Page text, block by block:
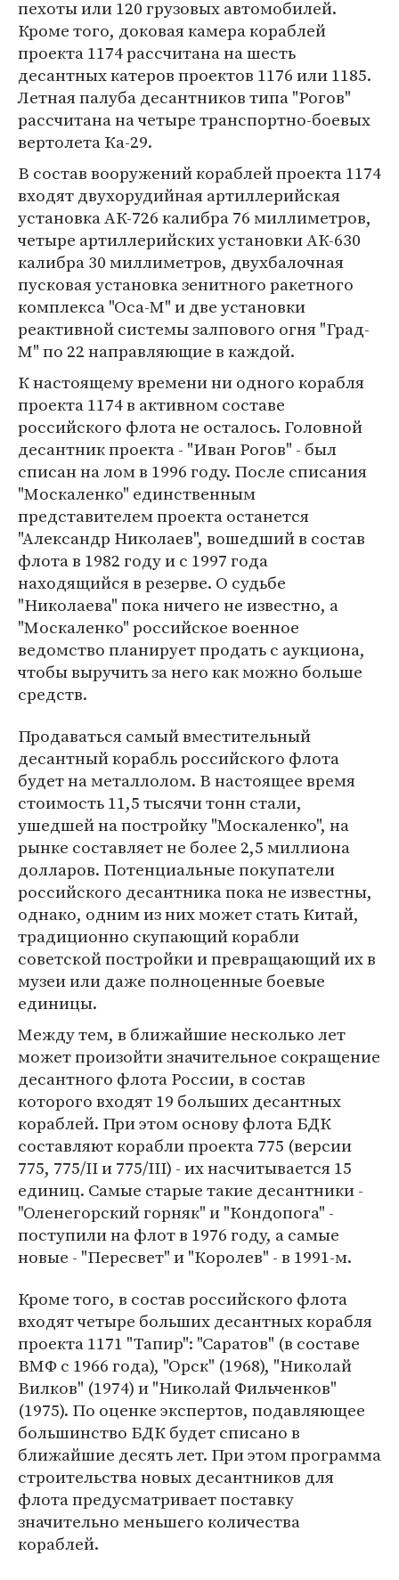
пехоты или 120 грузовых автомобилей.
Кроме того, доковая камера кораблей
проекта 1174 рассчитана на шесть
десантных катеров проектов 1176 или 1185.
Летная палуба десантников типа "Рогов"
рассчитана на четыре транспортно-боевых
вертолета Ка-29.
В состав вооружений кораблей проекта 1174
входят двухорудийная артиллерийская
установка АК-726 калибра 76 миллиметров,
четыре артиллерийских установки АК-630
калибра 30 миллиметров, двухбалочная
пусковая установка зенитного ракетного
комплекса "Оса-М" и две установки
реактивной системы залпового огня "Град-
М" по 22 направляющие в каждой.
К настоящему времени ни одного корабля
проекта 1174 в активном составе
российского флота не осталось. Головной
десантник проекта - "Иван Рогов" - был
списан на лом в 1996 году. После списания
"Москаленко" единственным
представителем проекта останется
"Александр Николаев", вошедший в состав
флота в 1982 году и с 1997 года
находящийся в резерве. О судьбе
"Николаева" пока ничего не известно, а
"Москаленко" российское военное
ведомство планирует продать с аукциона,
чтобы выручить за него как можно больше
средств.
Продаваться самый вместительный
десантный корабль российского флота
будет на металлолом. В настоящее время
стоимость 11,5 тысячи тонн стали,
ушедшей на постройку "Москаленко", на
рынке составляет не более 2,5 миллиона
долларов. Потенциальные покупатели
российского десантника пока не известны,
однако, одним из них может стать Китай,
традиционно скупающий корабли
советской постройки и превращающий их в
музеи или даже полноценные боевые
единицы.
Между тем, в ближайшие несколько лет
может произойти значительное сокращение
десантного флота России, в состав
которого входят 19 больших десантных
кораблей. При этом основу флота БДК
составляют корабли проекта 775 (версии
775, 775/II и 775/III) - их насчитывается 15
единиц. Самые старые такие десантники -
"Оленегорский горняк" и "Кондопога" -
поступили на флот в 1976 году, а самые
новые - "Пересвет" и "Королев" - в 1991-м.
Кроме того, в состав российского флота
входят четыре больших десантных корабля
проекта 1171 "Тапир": "Саратов" (в составе
ВМФ с 1966 года), "Орск" (1968), "Николай
Вилков" (1974) и "Николай Фильченков"
(1975). По оценке экспертов, подавляющее
большинство БДК будет списано в
ближайшие десять лет. При этом программа
строительства новых десантников для
флота предусматривает поставку
значительно меньшего количества
кораблей.